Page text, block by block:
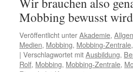
Mobbing bewusst
Veröffentlicht unterAkademie,
Medien, Mobbing, Mobbing-Zentrale,
| Verschlagwortet mitAusbildung,
Rolf, Mobbing, Mobbing-Zentrale,